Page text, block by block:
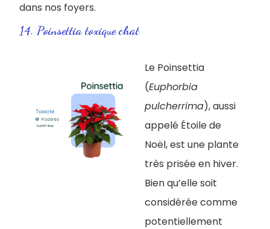
dans nos foyers.
14. Poinsettia toxique chat
Le Poinsettia
(Euphorbia
pulcherrima), aussi
appelé Étoile de
Noël, est une plante
très prisée en hiver.
Bien qu’elle soit
considérée comme
potentiellement